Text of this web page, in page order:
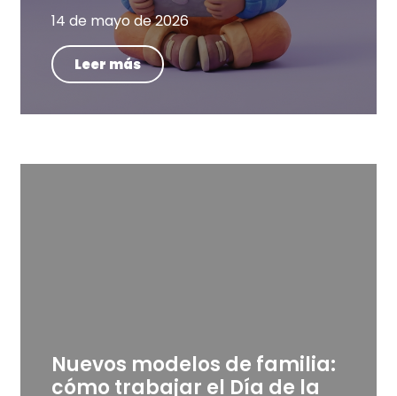
14 de mayo de 2026
Leer más
Nuevos modelos de familia:
cómo trabajar el Día de la